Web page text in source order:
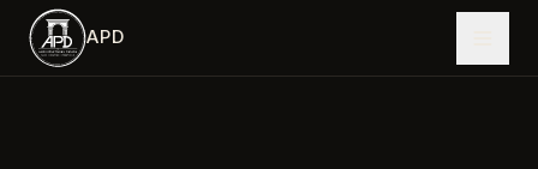
Saltar al contenido principal
APD